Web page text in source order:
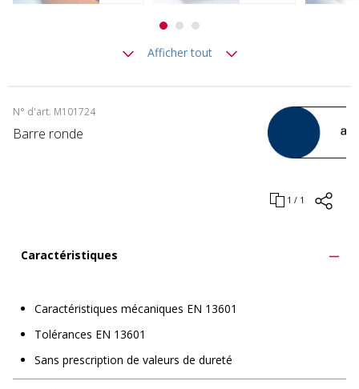
Afficher tout
N° d'art. M101724
1 / 1
Barre ronde
Caractéristiques
Caractéristiques mécaniques EN 13601
Tolérances EN 13601
Sans prescription de valeurs de dureté